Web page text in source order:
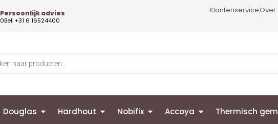
Persoonlijk advies
0Bel: +31 6 16524400
KlantenserviceOver
Douglas Hardhout Nobifix Accoya Thermisch